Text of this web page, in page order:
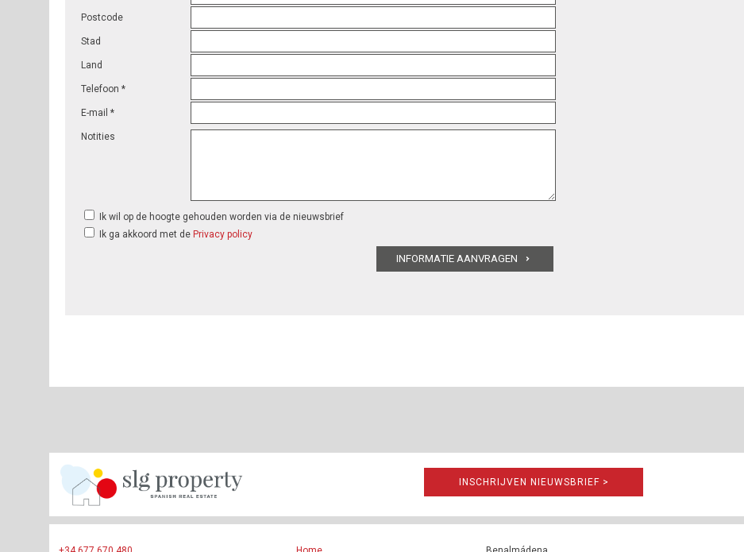
Postcode
Stad
Land
Telefoon *
E-mail *
Notities
Ik wil op de hoogte gehouden worden via de nieuwsbrief
Ik ga akkoord met de Privacy policy
INSCHRIJVEN NIEUWSBRIEF >